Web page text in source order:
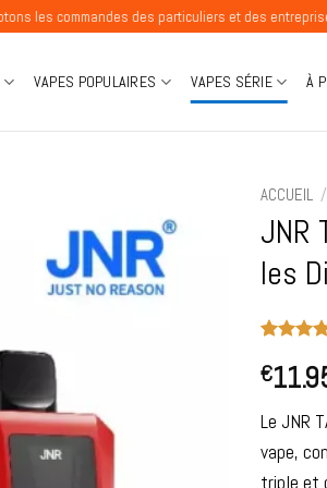
des particuliers et des entreprises.
VAPES POPULAIRES VAPES SÉRIE À
ACCUEIL /
JNR
les
5 basé
notations
€
Le JNR
vape,
triple et